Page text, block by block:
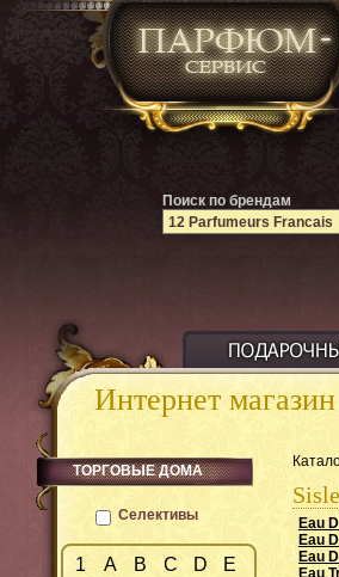
Интернет
Eau
Eau
Eau
Eau
ТОРГОВЫЕ ДОМА
Селективы
1 A B C D
E
Поиск по брендам